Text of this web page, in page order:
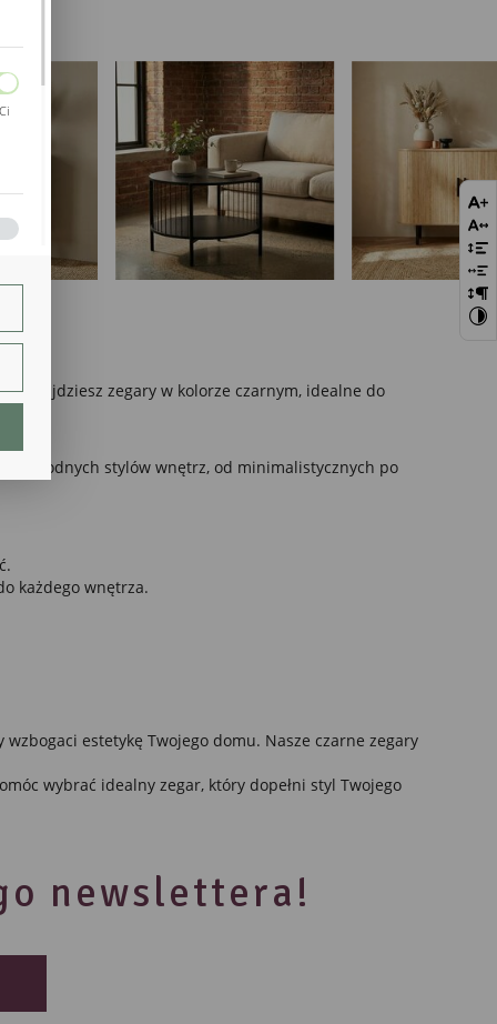
znajdziesz zegary w kolorze czarnym, idealne do
stylów wnętrz, od minimalistycznych po
każdego wnętrza.
estetykę Twojego domu. Nasze czarne zegary
wybrać idealny zegar, który dopełni styl Twojego
newslettera!